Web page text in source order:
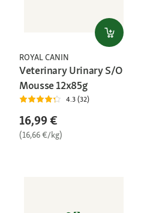
ROYAL CANIN
Veterinary Urinary S/O
Mousse 12x85g
4.3 (32)
16,99 €
(16,66 €/kg)